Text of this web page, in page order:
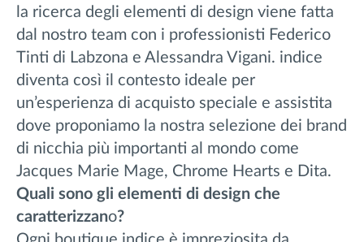
la ricerca degli elementi di design viene fatta
dal nostro team con i professionisti Federico
Tinti di Labzona e Alessandra Vigani. indice
diventa così il contesto ideale per
un’esperienza di acquisto speciale e assistita
dove proponiamo la nostra selezione dei brand
di nicchia più importanti al mondo come
Jacques Marie Mage, Chrome Hearts e Dita.
Quali sono gli elementi di design che
caratterizzano?